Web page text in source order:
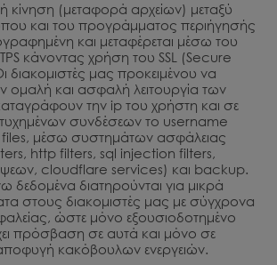
κίνηση (μεταφορά αρχείων) μεταξύ
και του προγράμματος περιήγησής
και μεταφέρεται μέσω του
κάνοντας χρήση του SSL (Secure
διακομιστές μας προκειμένου να
ομαλή και ασφαλή λειτουργία των
την ip του χρήστη και σε
συνδέσεων το username
μέσω συστημάτων ασφάλειας
http filters, sql injection filters,
cloudflare services) και backup.
διατηρούνται για μικρά
στους διακομιστές μας με σύγχρονα
ώστε μόνο εξουσιοδοτημένο
πρόσβαση σε αυτά και μόνο σε
κακόβουλων ενεργειών.